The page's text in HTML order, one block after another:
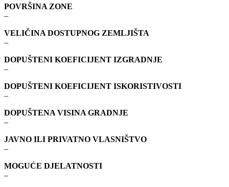
POVRŠINA ZONE
–
VELIČINA DOSTUPNOG ZEMLJIŠTA
–
DOPUŠTENI KOEFICIJENT IZGRADNJE
–
DOPUŠTENI KOEFICIJENT ISKORISTIVOSTI
–
DOPUŠTENA VISINA GRADNJE
–
JAVNO ILI PRIVATNO VLASNIŠTVO
–
MOGUĆE DJELATNOSTI
–